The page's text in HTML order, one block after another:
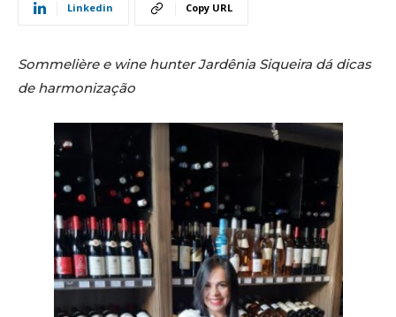
Linkedin Copy URL
Sommelière e wine hunter Jardênia Siqueira dá dicas
de harmonização